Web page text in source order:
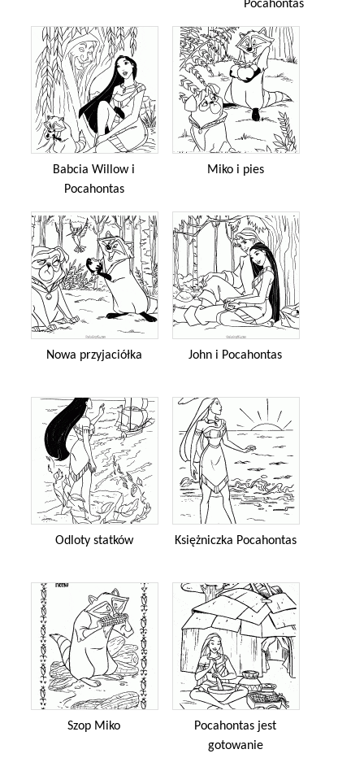
Pocahontas
Babcia Willow i
Pocahontas
Miko i pies
Nowa przyjaciółka John i Pocahontas
Odloty statków Księżniczka Pocahontas
Szop Miko
Pocahontas jest
gotowanie